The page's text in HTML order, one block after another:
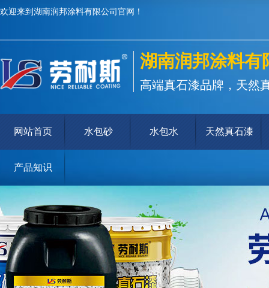
欢迎来到湖南润邦涂料有限公司官网！
湖南润邦涂料有
高端真石漆品牌，天然
网站首页 水包砂 水包水 天然真石漆
产品知识